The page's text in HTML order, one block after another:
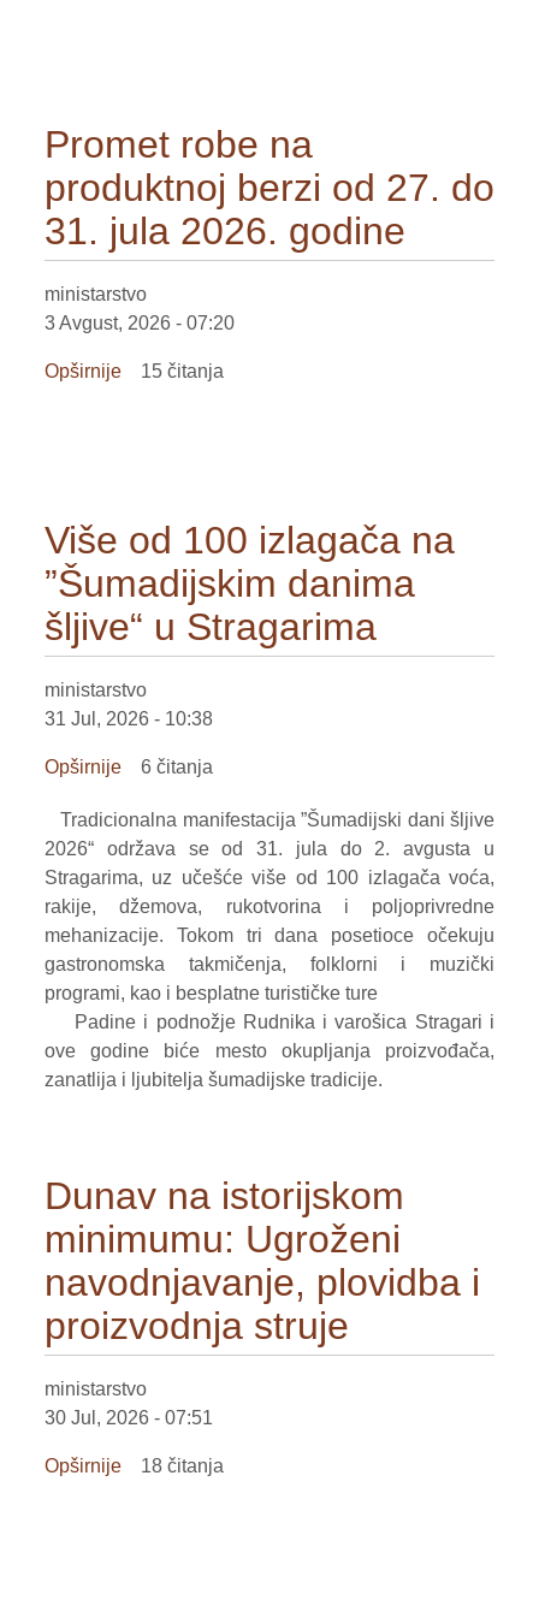
soju,
suncokret
za
sada
odoleva
Promet robe na
produktnoj berzi od 27. do
31. jula 2026. godine
ministarstvo
3 Avgust, 2026 - 07:20
Opširnije
od
27.
do
31.
jula
2026.
godine
15 čitanja
Više od 100 izlagača na
”Šumadijskim danima
šljive“ u Stragarima
ministarstvo
31 Jul, 2026 - 10:38
Opširnije
od
100
izlagača
na
”Šumadijskim
danima
šljive“
u
Stragarima
6 čitanja
Tradicionalna manifestacija ”Šumadijski dani šljive
2026“ održava se od 31. jula do 2. avgusta u
Stragarima, uz učešće više od 100 izlagača voća,
rakije, džemova, rukotvorina i poljoprivredne
mehanizacije. Tokom tri dana posetioce očekuju
gastronomska takmičenja, folklorni i muzički
programi, kao i besplatne turističke ture
Padine i podnožje Rudnika i varošica Stragari i
ove godine biće mesto okupljanja proizvođača,
zanatlija i ljubitelja šumadijske tradicije.
Dunav na istorijskom
minimumu: Ugroženi
navodnjavanje, plovidba i
proizvodnja struje
ministarstvo
30 Jul, 2026 - 07:51
Opširnije 18 čitanja